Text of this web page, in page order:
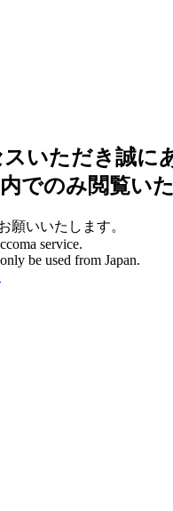
いただき誠に
でのみ閲覧い
願いいたします。
service.
be used from Japan.